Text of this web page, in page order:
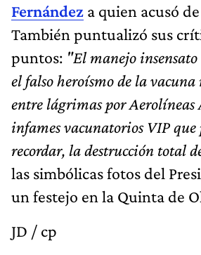
Fernández a quien acusó
También puntualizó sus
puntos: "El manejo
el falso heroísmo de la
entre lágrimas por Aerolíneas
infames vacunatorios VIP que
recordar, la destrucción total
las simbólicas fotos del
un festejo en la Quinta de
JD / cp